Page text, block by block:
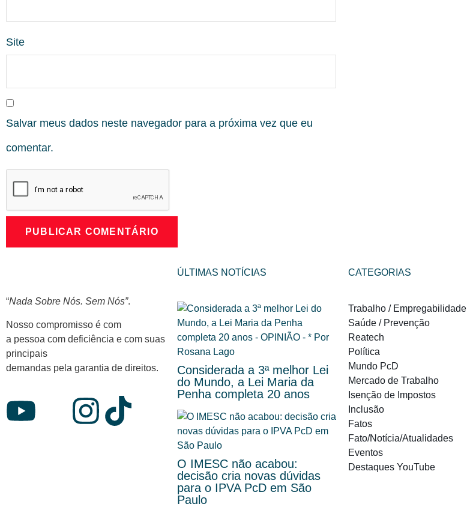
Site
Salvar meus dados neste navegador para a próxima vez que eu
comentar.
“Nada Sobre Nós. Sem Nós”.
Nosso compromisso é com
a pessoa com deficiência e com suas
principais
demandas pela garantia de direitos.
ÚLTIMAS NOTÍCIAS
Considerada a 3ª melhor Lei
do Mundo, a Lei Maria da
Penha completa 20 anos
O IMESC não acabou:
decisão cria novas dúvidas
para o IPVA PcD em São
Paulo
CATEGORIAS
Trabalho / Empregabilidade
Saúde / Prevenção
Reatech
Política
Mundo PcD
Mercado de Trabalho
Isenção de Impostos
Inclusão
Fatos
Fato/Notícia/Atualidades
Eventos
Destaques YouTube